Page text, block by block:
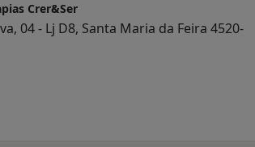
Crer&Ser
04 - Lj D8, Santa Maria da Feira 4520-